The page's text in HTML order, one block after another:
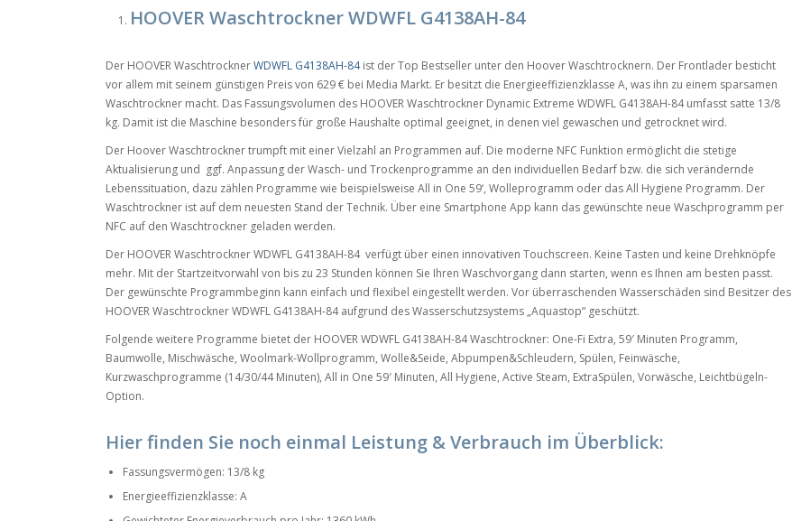
HOOVERWaschtrocknerWDWFL G4138AH-84
Der HOOVER WaschtrocknerWDWFL G4138AH-84ist der Top Bestseller unter den Hoover Waschtrocknern. Der Frontlader besticht
vor allem mit seinem günstigen Preis von 629 € bei Media Markt. Er besitzt die Energieeffizienzklasse A, was ihn zu einem sparsamen
Waschtrockner macht. Das Fassungsvolumen des HOOVER Waschtrockner Dynamic Extreme WDWFL G4138AH-84 umfasst satte 13/8
kg. Damit ist die Maschine besonders für große Haushalte optimal geeignet, in denen viel gewaschen und getrocknet wird.
Der Hoover Waschtrockner trumpft mit einer Vielzahl an Programmen auf. Die moderne NFC Funktion ermöglicht die stetige
Aktualisierung und ggf. Anpassung der Wasch- und Trockenprogramme an den individuellen Bedarf bzw. die sich verändernde
Lebenssituation, dazu zählen Programme wie beispielsweise All in One 59‘, Wolleprogramm oder das All Hygiene Programm. Der
Waschtrockner ist auf dem neuesten Stand der Technik. Über eine Smartphone App kann das gewünschte neue Waschprogramm per
NFC auf den Waschtrockner geladen werden.
Der HOOVER Waschtrockner WDWFL G4138AH-84 verfügt über einen innovativen Touchscreen. Keine Tasten und keine Drehknöpfe
mehr. Mit der Startzeitvorwahl von bis zu 23 Stunden können Sie Ihren Waschvorgang dann starten, wenn es Ihnen am besten passt.
Der gewünschte Programmbeginn kann einfach und flexibel eingestellt werden. Vor überraschenden Wasserschäden sind Besitzer des
HOOVER Waschtrockner WDWFL G4138AH-84 aufgrund des Wasserschutzsystems „Aquastop“ geschützt.
Folgende weitere Programme bietet der HOOVER WDWFL G4138AH-84 Waschtrockner: One-Fi Extra, 59′ Minuten Programm,
Baumwolle, Mischwäsche, Woolmark-Wollprogramm, Wolle&Seide, Abpumpen&Schleudern, Spülen, Feinwäsche,
Kurzwaschprogramme (14/30/44 Minuten), All in One 59′ Minuten, All Hygiene, Active Steam, ExtraSpülen, Vorwäsche, Leichtbügeln-
Option.
Hier finden Sie noch einmal Leistung & Verbrauch im Überblick:
Fassungsvermögen: 13/8 kg
Energieeffizienzklasse: A